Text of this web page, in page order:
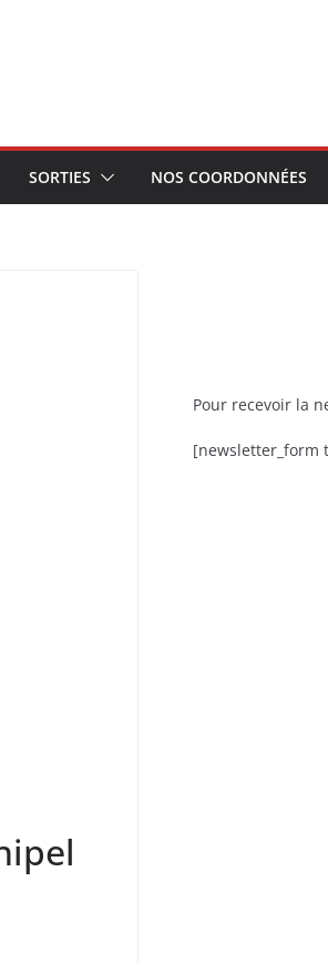
SORTIES NOS COORDONNÉES
Pour recevoir la
[newsletter_form